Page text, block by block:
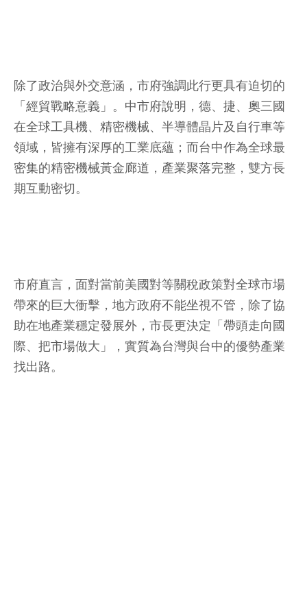
除了政治與外交意涵，市府強調此行更具有迫切的
「經貿戰略意義」。中市府說明，德、捷、奧三國
在全球工具機、精密機械、半導體晶片及自行車等
領域，皆擁有深厚的工業底蘊；而台中作為全球最
密集的精密機械黃金廊道，產業聚落完整，雙方長
期互動密切。
市府直言，面對當前美國對等關稅政策對全球市場
帶來的巨大衝擊，地方政府不能坐視不管，除了協
助在地產業穩定發展外，市長更決定「帶頭走向國
際、把市場做大」，實質為台灣與台中的優勢產業
找出路。